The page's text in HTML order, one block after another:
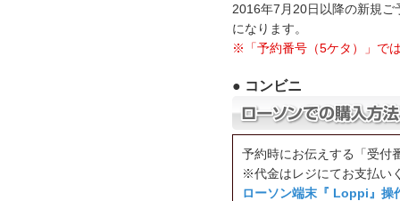
2016年7月20日以降の新規
になります。
※「予約番号（5ケタ）」で
● コンビニ
予約時にお伝えする「受付
※代金はレジにてお支払い
ローソン端末『 Loppi』操